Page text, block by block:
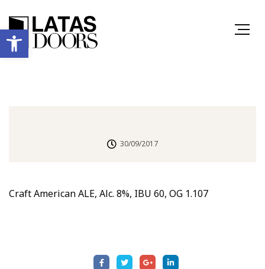
Ανοίξτε τη γραμμή εργαλείων
30/09/2017
Craft American ALE, Alc. 8%, IBU 60, OG 1.107